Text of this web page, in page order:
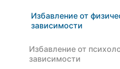
Избавление от
зависимости
Избавление от
зависимости